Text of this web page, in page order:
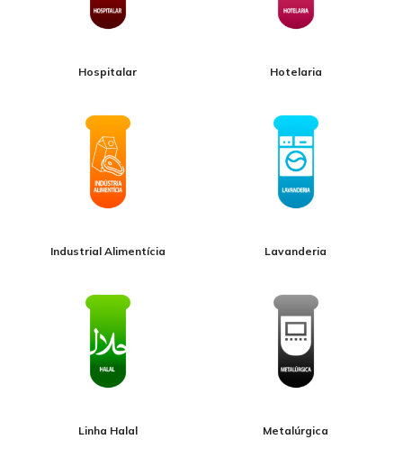
Hospitalar Hotelaria
Industrial Alimentícia Lavanderia
Linha Halal Metalúrgica